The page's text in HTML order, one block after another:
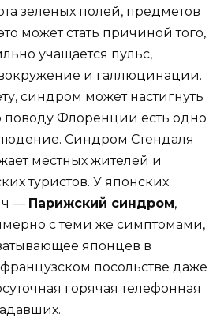
зеленых полей, предметов
может стать причиной того,
учащается пульс,
и галлюцинации.
синдром может настигнуть
поводу Флоренции есть одно
Синдром Стендаля
местных жителей и
туристов. У японских
— Парижский синдром,
с теми же симптомами,
японцев в
посольстве даже
горячая телефонная